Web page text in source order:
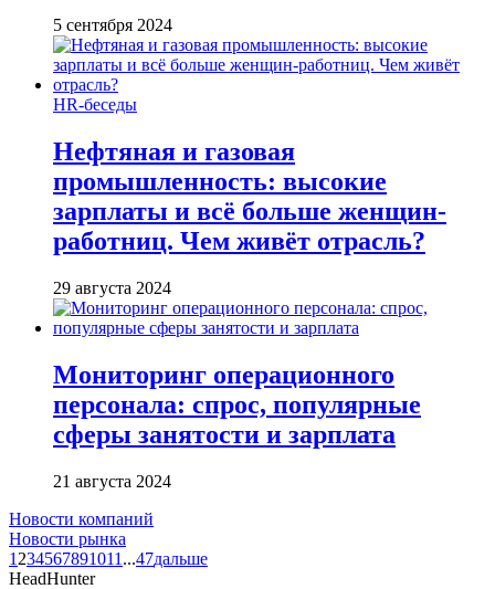
5 сентября 2024
HR-беседы
Нефтяная и газовая
промышленность: высокие
зарплаты и всё больше женщин-
работниц. Чем живёт отрасль?
29 августа 2024
Мониторинг операционного
персонала: спрос, популярные
сферы занятости и зарплата
21 августа 2024
Новости компаний
Новости рынка
1 234567891011 ...47дальше
HeadHunter